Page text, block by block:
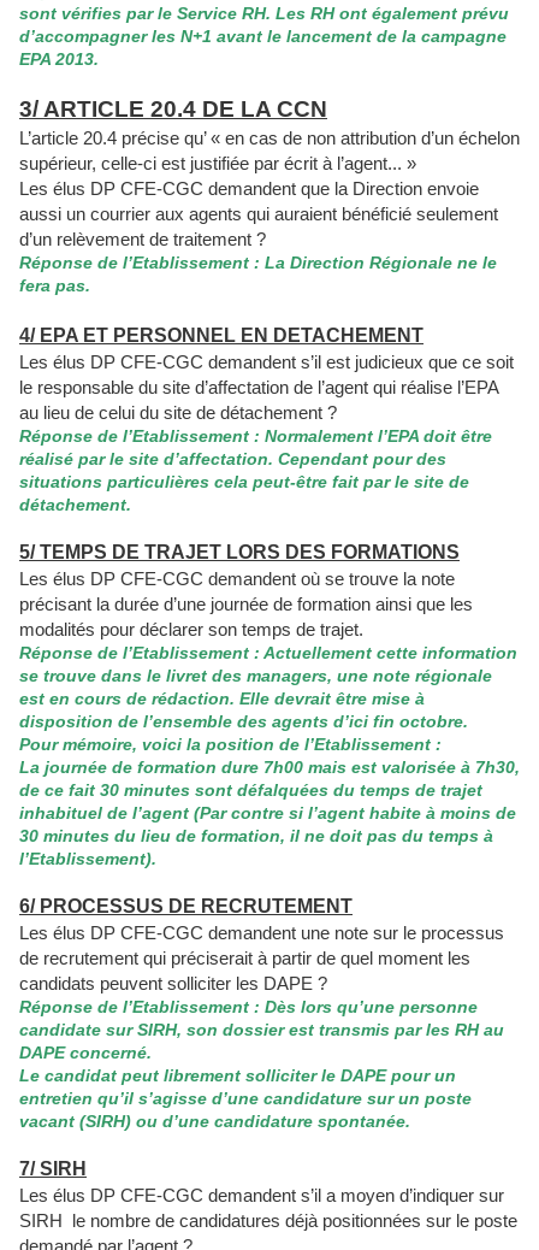
sont vérifies par le Service RH. Les RH ont également prévu
d’accompagner les N+1 avant le lancement de la campagne
EPA 2013.
3/ ARTICLE 20.4 DE LA CCN
L’article 20.4 précise qu’ « en cas de non attribution d’un échelon
supérieur, celle-ci est justifiée par écrit à l’agent... »
Les élus DP CFE-CGC demandent que la Direction envoie
aussi un courrier aux agents qui auraient bénéficié seulement
d’un relèvement de traitement ?
Réponse de l’Etablissement : La Direction Régionale ne le
fera pas.
4/ EPA ET PERSONNEL EN DETACHEMENT
Les élus DP CFE-CGC demandent s’il est judicieux que ce soit
le responsable du site d’affectation de l’agent qui réalise l’EPA
au lieu de celui du site de détachement ?
Réponse de l’Etablissement : Normalement l’EPA doit être
réalisé par le site d’affectation. Cependant pour des
situations particulières cela peut-être fait par le site de
détachement.
5/ TEMPS DE TRAJET LORS DES FORMATIONS
Les élus DP CFE-CGC demandent où se trouve la note
précisant la durée d’une journée de formation ainsi que les
modalités pour déclarer son temps de trajet.
Réponse de l’Etablissement : Actuellement cette information
se trouve dans le livret des managers, une note régionale
est en cours de rédaction. Elle devrait être mise à
disposition de l’ensemble des agents d’ici fin octobre.
Pour mémoire, voici la position de l’Etablissement :
La journée de formation dure 7h00 mais est valorisée à 7h30,
de ce fait 30 minutes sont défalquées du temps de trajet
inhabituel de l’agent (Par contre si l’agent habite à moins de
30 minutes du lieu de formation, il ne doit pas du temps à
l’Etablissement).
6/ PROCESSUS DE RECRUTEMENT
Les élus DP CFE-CGC demandent une note sur le processus
de recrutement qui préciserait à partir de quel moment les
candidats peuvent solliciter les DAPE ?
Réponse de l’Etablissement : Dès lors qu’une personne
candidate sur SIRH, son dossier est transmis par les RH au
DAPE concerné.
Le candidat peut librement solliciter le DAPE pour un
entretien qu’il s’agisse d’une candidature sur un poste
vacant (SIRH) ou d’une candidature spontanée.
7/ SIRH
Les élus DP CFE-CGC demandent s’il a moyen d’indiquer sur
SIRH le nombre de candidatures déjà positionnées sur le poste
demandé par l’agent ?